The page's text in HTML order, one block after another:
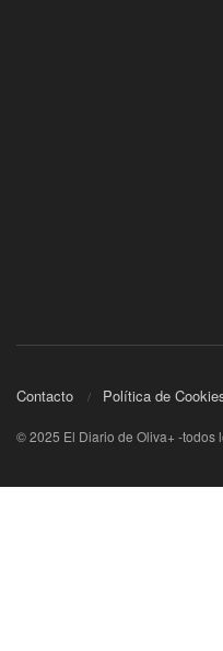
Contacto Política de
© 2025 El Diario de Oliva+ -todos